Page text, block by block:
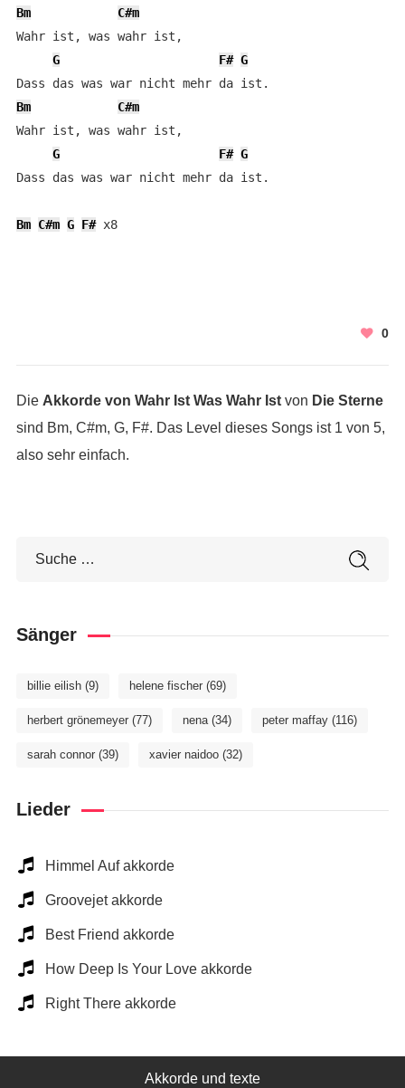
Bm
C#m
Wahr ist, was wahr ist,
G
F# G
Bm
C#m
Wahr ist, was wahr ist,
G
F# G
Dass das was war nicht mehr da ist.
Bm C#m G F# x8
0
Die Akkorde von Wahr Ist Was Wahr Istvon Die Sterne
sind Bm, C#m, G, F#. Das Level dieses Songs ist 1 von 5,
also sehr einfach.
Sänger
billie eilish(9) helene fischer(69)
herbert grönemeyer(77) nena(34) peter maffay(116)
sarah connor(39) xavier naidoo(32)
Lieder
Himmel Auf akkorde
Groovejet akkorde
Best Friend akkorde
How Deep Is Your Love akkorde
Right There akkorde
Akkorde und texte